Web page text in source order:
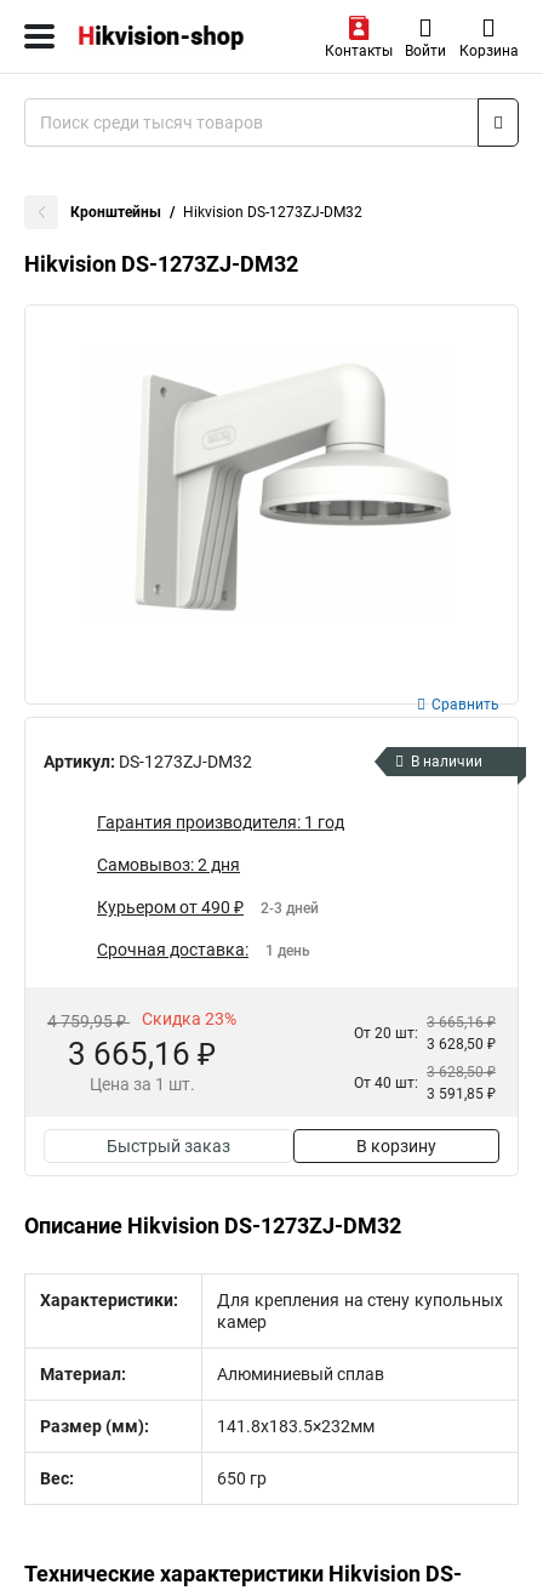
Контакты Войти Корзина
Кронштейны Hikvision DS-1273ZJ-DM32
Hikvision DS-1273ZJ-DM32
Артикул: DS-1273ZJ-DM32
Сравнить
В наличии
Гарантия производителя: 1 год
Самовывоз: 2 дня
Курьером от 490 ₽ 2-3 дней
Срочная доставка: 1 день
4 759,95 ₽ Скидка 23%
3 665,16 ₽
Цена за 1 шт.
От 20 шт:
3 665,16 ₽
3 628,50 ₽
От 40 шт:
3 628,50 ₽
3 591,85 ₽
Быстрый заказ В корзину
Описание Hikvision DS-1273ZJ-DM32
Характеристики:
Для крепления на стену купольных
камер
Материал: Алюминиевый сплав
Размер (мм): 141.8x183.5×232мм
Вес: 650 гр
Технические характеристики Hikvision DS-